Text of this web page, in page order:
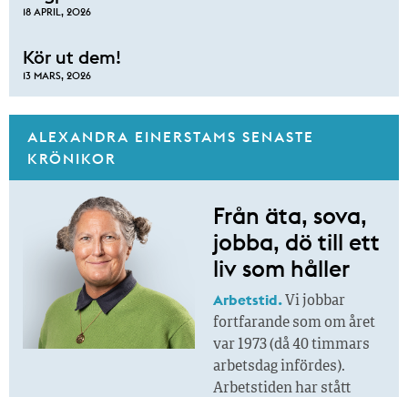
18 APRIL, 2026
Kör ut dem!
13 MARS, 2026
ALEXANDRA EINERSTAMS SENASTE
KRÖNIKOR
Från äta, sova,
jobba, dö till ett
liv som håller
Arbetstid. Vi jobbar
fortfarande som om året
var 1973 (då 40 timmars
arbetsdag infördes).
Arbetstiden har stått